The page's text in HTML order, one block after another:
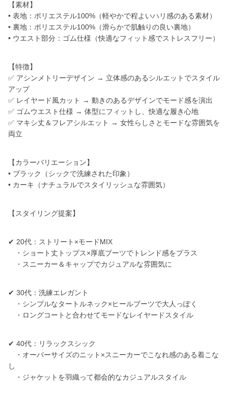
【素材】
• 表地：ポリエステル100%（軽やかで程よいハリ感のある素材）
• 裏地：ポリエステル100%（滑らかで肌触りの良い裏地）
• ウエスト部分：ゴム仕様（快適なフィット感でストレスフリー）
【特徴】
✅ アシンメトリーデザイン → 立体感のあるシルエットでスタイル
アップ
✅ レイヤード風カット → 動きのあるデザインでモード感を演出
✅ ゴムウエスト仕様 → 体型にフィットし、快適な履き心地
✅ マキシ丈＆フレアシルエット → 女性らしさとモードな雰囲気を
両立
【カラーバリエーション】
• ブラック（シックで洗練された印象）
• カーキ（ナチュラルでスタイリッシュな雰囲気）
【スタイリング提案】
✔ 20代：ストリート×モードMIX
・ショート丈トップス×厚底ブーツでトレンド感をプラス
・スニーカー＆キャップでカジュアルな雰囲気に
✔ 30代：洗練エレガント
・シンプルなタートルネック×ヒールブーツで大人っぽく
・ロングコートと合わせてモードなレイヤードスタイル
✔ 40代：リラックスシック
・オーバーサイズのニット×スニーカーでこなれ感のある着こな
し
・ジャケットを羽織って都会的なカジュアルスタイル